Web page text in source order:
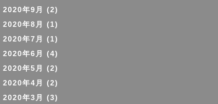
2020年9月
(2)
2020年8月
(1)
2020年7月
(1)
2020年6月
(4)
2020年5月
(2)
2020年4月
(2)
2020年3月
(3)